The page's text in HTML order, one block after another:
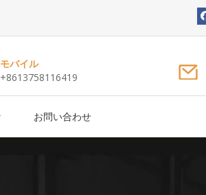
モバイル
+8613758116419
お問い合わせ